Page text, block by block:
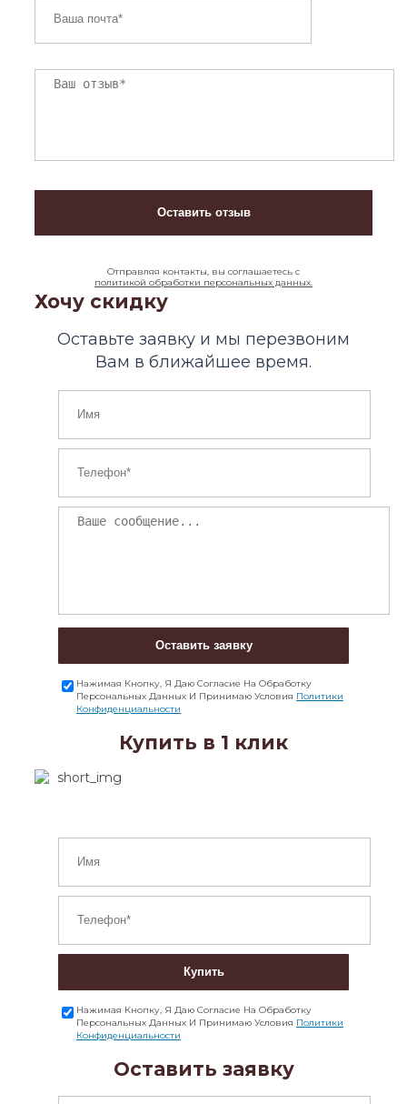
Отправляя контакты, вы соглашаетесь с
политикой обработки персональных данных.
Хочу скидку
Оставьте заявку и мы перезвоним
Вам в ближайшее время.
Оставить заявку
Нажимая Кнопку, Я Даю Согласие На Обработку
Персональных Данных И Принимаю Условия Политики
Конфиденциальности
Купить в 1 клик
Купить
Нажимая Кнопку, Я Даю Согласие На Обработку
Персональных Данных И Принимаю Условия Политики
Конфиденциальности
Оставить заявку